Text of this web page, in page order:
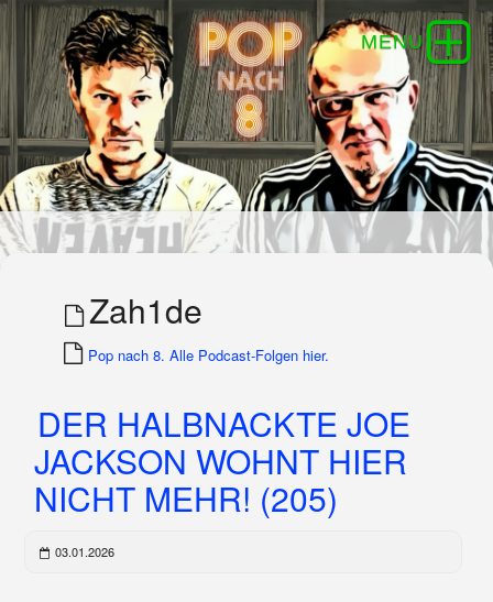
Zah1de
Pop nach 8. Alle Podcast-Folgen hier.
DER HALBNACKTE JOE
JACKSON WOHNT HIER
NICHT MEHR! (205)
03.01.2026